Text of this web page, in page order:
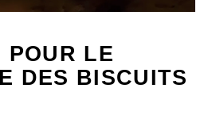
POUR LE
DES BISCUITS